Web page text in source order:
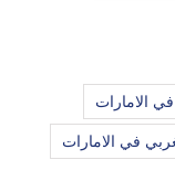
الامارات
في الامارات